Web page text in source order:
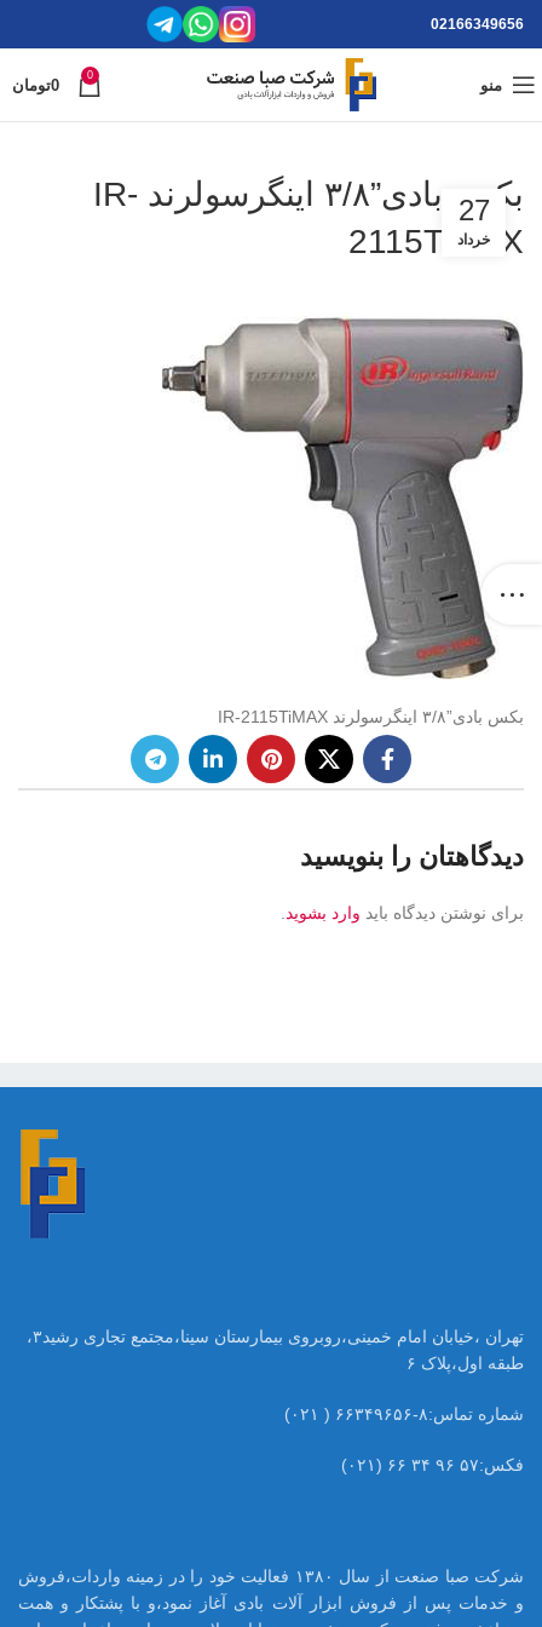
02166349656
منو
0
0تومان
بکس بادی”۳/۸ اینگرسولرند IR-
2115TiMAX
27
خرداد
بکس بادی”۳/۸ اینگرسولرند IR-2115TiMAX
دیدگاهتان را بنویسید
برای نوشتن دیدگاه باید وارد بشوید
تهران ،خیابان امام خمینی،روبروی بیمارستان سینا،مجتمع تجاری رشید۳،
طبقه اول،پلاک ۶
شماره تماس:۸-۶۶۳۴۹۶۵۶ ( ۰۲۱)
فکس:۵۷ ۹۶ ۳۴ ۶۶ (۰۲۱)
شرکت صبا صنعت از سال ۱۳۸۰ فعالیت خود را در زمینه واردات،فروش
و خدمات پس از فروش ابزار آلات بادی آغاز نمود،و با پشتکار و همت